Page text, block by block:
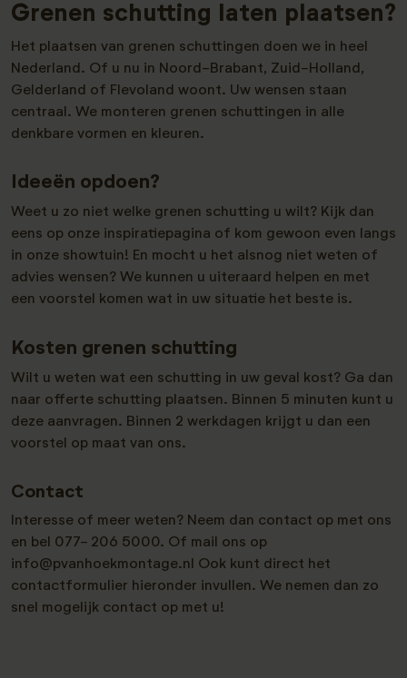
Grenen schutting laten plaatsen?
Het plaatsen van grenen schuttingen doen we in heel
Nederland. Of u nu in Noord-Brabant, Zuid-Holland,
Gelderland of Flevoland woont. Uw wensen staan
centraal. We monteren grenen schuttingen in alle
denkbare vormen en kleuren.
Ideeën opdoen?
Weet u zo niet welke grenen schutting u wilt? Kijk dan
eens op onze inspiratiepagina of kom gewoon even langs
in onze showtuin! En mocht u het alsnog niet weten of
advies wensen? We kunnen u uiteraard helpen en met
een voorstel komen wat in uw situatie het beste is.
Kosten grenen schutting
Wilt u weten wat een schutting in uw geval kost? Ga dan
naar offerte schutting plaatsen. Binnen 5 minuten kunt u
deze aanvragen. Binnen 2 werkdagen krijgt u dan een
voorstel op maat van ons.
Contact
Interesse of meer weten? Neem dan contact op met ons
en bel 077- 206 5000. Of mail ons op
info@pvanhoekmontage.nl Ook kunt direct het
contactformulier hieronder invullen. We nemen dan zo
snel mogelijk contact op met u!